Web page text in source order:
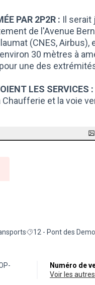
PAR 2P2R : Il serait
de l'Avenue
(CNES,
30 mètres à
une des
LES SERVICES :
Chaufferie et la voie
la catégorie : Éco-mobilité
Filtrer les résultats
12 - Pont des
Numéro de
voir les